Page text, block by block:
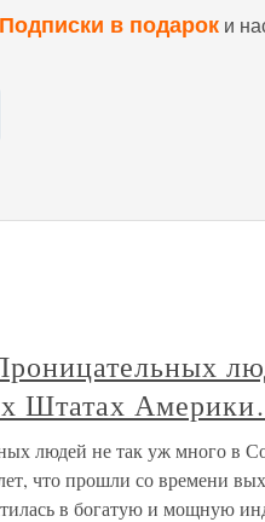
в подарок и
Штатах
людей не так уж много в
что прошли со времени
в богатую и мощную